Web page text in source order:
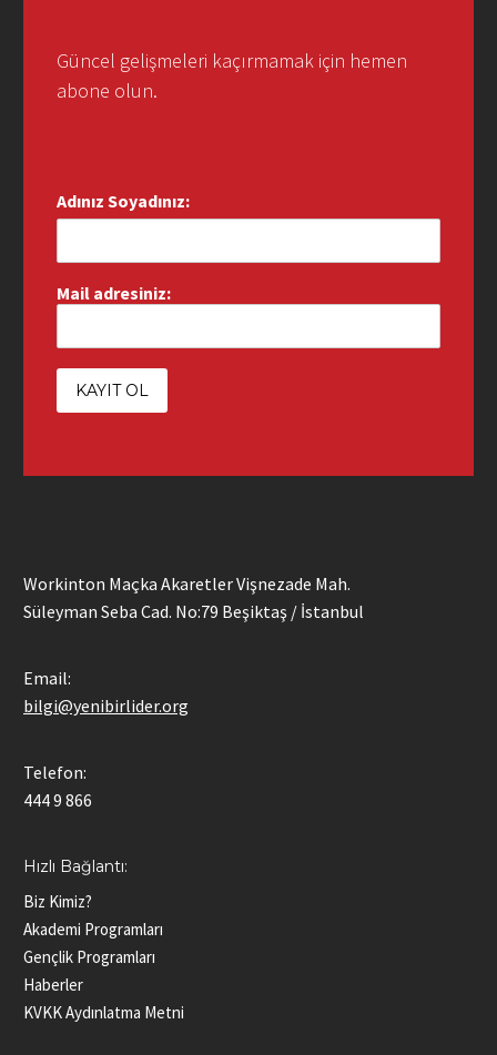
Workinton Maçka Akaretler Vişnezade Mah.
Süleyman Seba Cad. No:79 Beşiktaş / İstanbul
Email:
bilgi@yenibirlider.org
Telefon:
444 9 866
Hızlı Bağlantı:
Biz Kimiz?
Akademi Programları
Gençlik Programları
Haberler
KVKK Aydınlatma Metni
Güncel gelişmeleri kaçırmamak için hemen
abone olun.
Adınız Soyadınız:
Mail adresiniz: